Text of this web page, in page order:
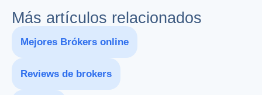
Más artículos relacionados
Mejores Brókers online
Reviews de brokers